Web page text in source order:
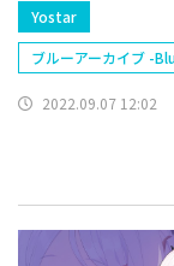
Yostar
ブルーアーカイブ -
2022.09.07 12:02